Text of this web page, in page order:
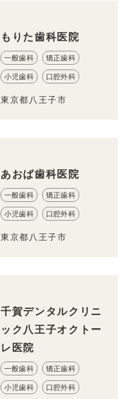
もりた歯科医院
一般歯科 矯正歯科
小児歯科 口腔外科
東京都八王子市
あおば歯科医院
一般歯科 矯正歯科
小児歯科 口腔外科
東京都八王子市
千賀デンタルクリニ
ック八王子オクトー
レ医院
一般歯科 矯正歯科
小児歯科 口腔外科